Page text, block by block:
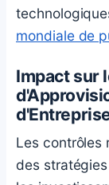
mondiale de
Impact sur
Les contrôles
des